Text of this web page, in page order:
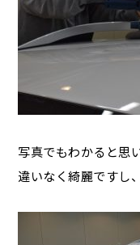
写真でもわかると思
違いなく綺麗ですし